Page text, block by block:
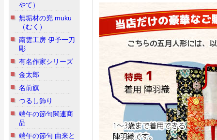
やて）
無垢材の兜 muku
（むく）
南雲工房 伊予一刀
彫
有名作家シリーズ
金太郎
名前旗
つるし飾り
端午の節句関連商
品
端午の節句 由来と